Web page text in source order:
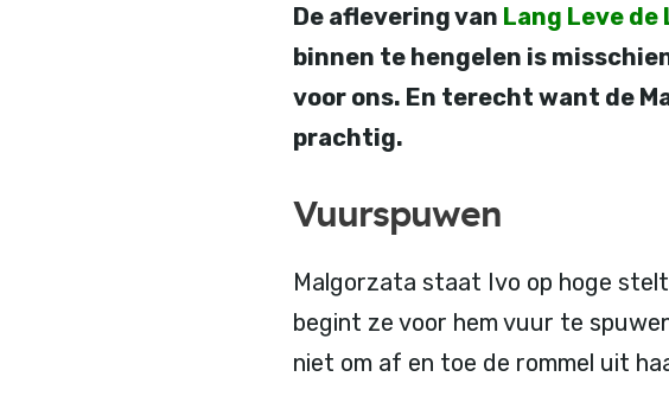
De aflevering van Lang Leve de
binnen te hengelen is
voor ons. En terecht want de
prachtig.
Vuurspuwen
Malgorzata staat Ivo op hoge
begint ze voor hem vuur te
niet om af en toe de rommel uit